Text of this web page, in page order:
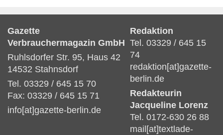
Gazette
Verbrauchermagazin GmbH
Ruhlsdorfer Str. 95, Haus 42
14532 Stahnsdorf
Tel. 03329 / 645 15 70
Fax: 03329 / 645 15 71
info[at]gazette-berlin.de
Redaktion
Tel. 03329 / 645 15
74
redaktion[at]gazette-
berlin.de
Redakteurin
Jacqueline Lorenz
Tel. 0172-630 26 88
mail[at]textlade-